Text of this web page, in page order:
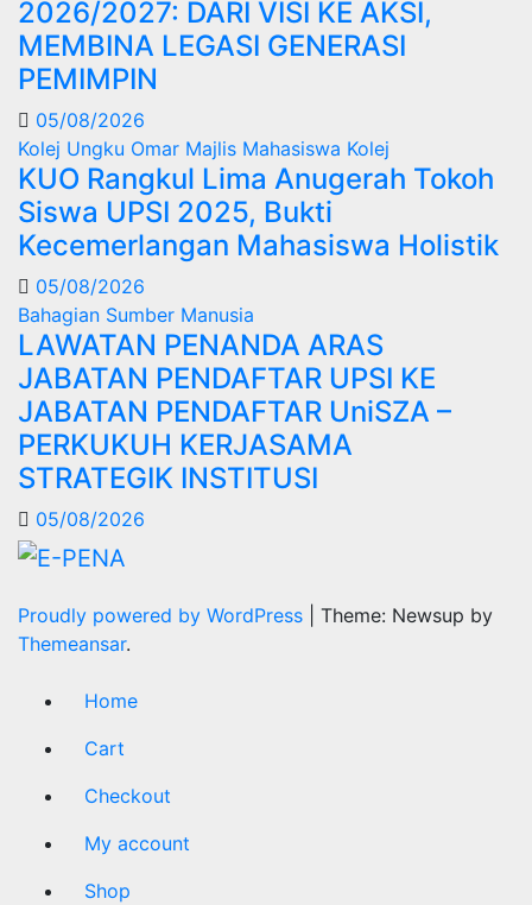
2026/2027: DARI VISI KE AKSI,
MEMBINA LEGASI GENERASI
PEMIMPIN
05/08/2026
Kolej Ungku Omar Majlis Mahasiswa Kolej
KUO Rangkul Lima Anugerah Tokoh
Siswa UPSI 2025, Bukti
Kecemerlangan Mahasiswa Holistik
05/08/2026
Bahagian Sumber Manusia
LAWATAN PENANDA ARAS
JABATAN PENDAFTAR UPSI KE
JABATAN PENDAFTAR UniSZA –
PERKUKUH KERJASAMA
STRATEGIK INSTITUSI
05/08/2026
Proudly powered by WordPress
Theme: Newsup by
Themeansar.
Home
Cart
Checkout
My account
Shop